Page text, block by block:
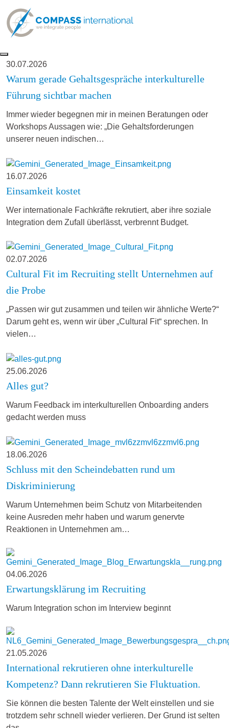
30.07.2026
Warum gerade Gehaltsgespräche interkulturelle
Führung sichtbar machen
Immer wieder begegnen mir in meinen Beratungen oder
Workshops Aussagen wie: „Die Gehaltsforderungen
unserer neuen indischen…
16.07.2026
Einsamkeit kostet
Wer internationale Fachkräfte rekrutiert, aber ihre soziale
Integration dem Zufall überlässt, verbrennt Budget.
02.07.2026
Cultural Fit im Recruiting stellt Unternehmen auf
die Probe
„Passen wir gut zusammen und teilen wir ähnliche Werte?“
Darum geht es, wenn wir über „Cultural Fit“ sprechen. In
vielen…
25.06.2026
Alles gut?
Warum Feedback im interkulturellen Onboarding anders
gedacht werden muss
18.06.2026
Schluss mit den Scheindebatten rund um
Diskriminierung
Warum Unternehmen beim Schutz von Mitarbeitenden
keine Ausreden mehr haben und warum genervte
Reaktionen in Unternehmen am…
04.06.2026
Erwartungsklärung im Recruiting
Warum Integration schon im Interview beginnt
21.05.2026
International rekrutieren ohne interkulturelle
Kompetenz? Dann rekrutieren Sie Fluktuation.
Sie können die besten Talente der Welt einstellen und sie
trotzdem sehr schnell wieder verlieren. Der Grund ist selten